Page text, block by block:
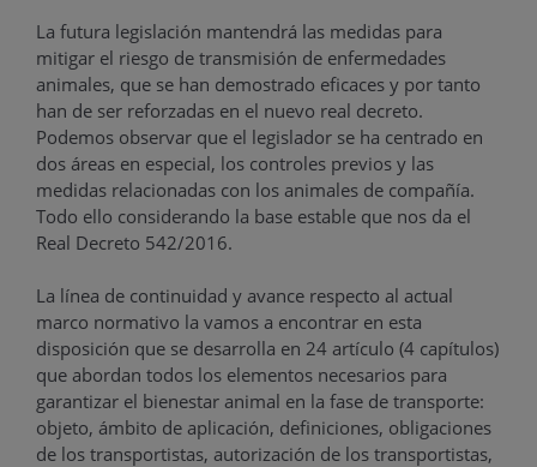
La futura legislación mantendrá las medidas para
mitigar el riesgo de transmisión de enfermedades
animales, que se han demostrado eficaces y por tanto
han de ser reforzadas en el nuevo real decreto.
Podemos observar que el legislador se ha centrado en
dos áreas en especial, los controles previos y las
medidas relacionadas con los animales de compañía.
Todo ello considerando la base estable que nos da el
Real Decreto 542/2016.
La línea de continuidad y avance respecto al actual
marco normativo la vamos a encontrar en esta
disposición que se desarrolla en 24 artículo (4 capítulos)
que abordan todos los elementos necesarios para
garantizar el bienestar animal en la fase de transporte:
objeto, ámbito de aplicación, definiciones, obligaciones
de los transportistas, autorización de los transportistas,